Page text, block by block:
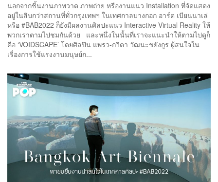
นอกจากชิ้นงานภาพวาด ภาพถ่าย หรืองานแนว Installation ที่จัดแสดง
อยู่ในสิบกว่าสถานที่ทั่วกรุงเทพฯ ในเทศกาลบางกอก อาร์ต เบียนนาเล่
หรือ #BAB2022 ก็ยังมีผลงานศิลปะแนว Interactive Virtual Reality ให้
พวกเราตามไปชมกันด้วย และหนึ่งในนั้นที่เราจะแนะนำให้ตามไปดูก็
คือ ‘VOIDSCAPE’ โดยศิลปิน แพรว-กวิตา วัฒนะชยังกูร ผู้สนใจใน
เรื่องการใช้แรงงานมนุษย์ก...